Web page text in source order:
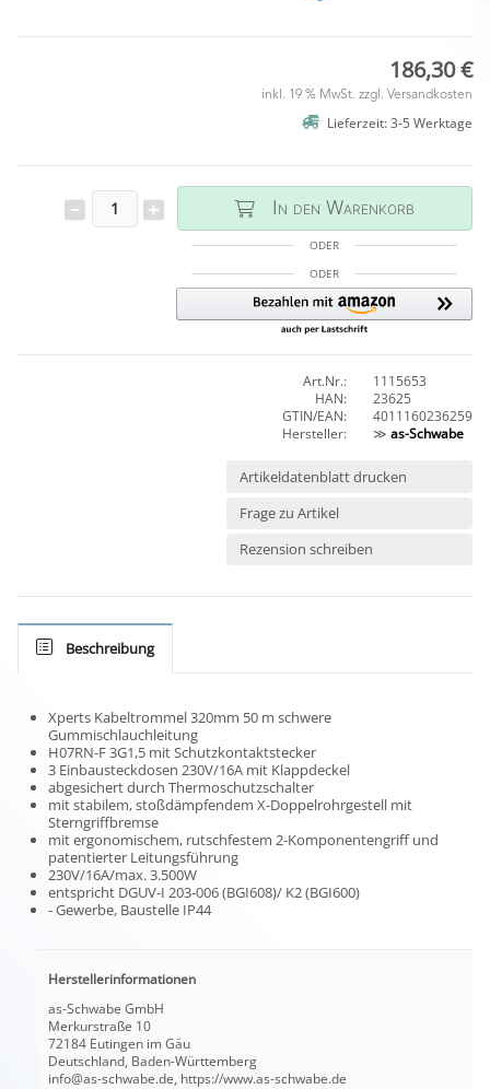
186,30 €
inkl. 19 % MwSt. zzgl. Versandkosten
Lieferzeit: 3-5 Werktage
In den Warenkorb
ODER
ODER
Art.Nr.:
1115653
HAN:
23625
GTIN/EAN:
4011160236259
Hersteller:
≫ as-Schwabe
Artikeldatenblatt drucken
Frage zu Artikel
Rezension schreiben
Beschreibung
Xperts Kabeltrommel 320mm 50 m schwere
Gummischlauchleitung
H07RN-F 3G1,5 mit Schutzkontaktstecker
3 Einbausteckdosen 230V/16A mit Klappdeckel
abgesichert durch Thermoschutzschalter
mit stabilem, stoßdämpfendem X-Doppelrohrgestell mit
Sterngriffbremse
mit ergonomischem, rutschfestem 2-Komponentengriff und
patentierter Leitungsführung
230V/16A/max. 3.500W
entspricht DGUV-I 203-006 (BGI608)/ K2 (BGI600)
- Gewerbe, Baustelle IP44
Herstellerinformationen
as-Schwabe GmbH
Merkurstraße 10
72184 Eutingen im Gäu
Deutschland, Baden-Württemberg
info@as-schwabe.de, https://www.as-schwabe.de